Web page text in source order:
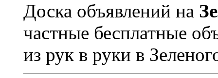
Доска объявлений на
частные бесплатные
из рук в руки в